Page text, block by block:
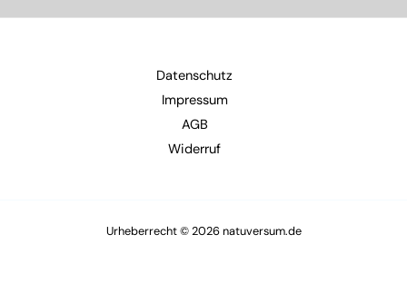
Datenschutz
Impressum
AGB
Widerruf
Urheberrecht © 2026 natuversum.de